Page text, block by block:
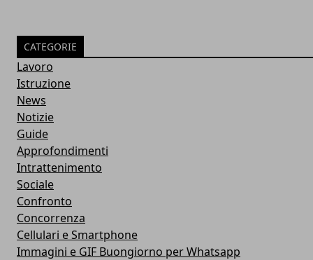
CATEGORIE
Lavoro
Istruzione
News
Notizie
Guide
Approfondimenti
Intrattenimento
Sociale
Confronto
Concorrenza
Cellulari e Smartphone
Immagini e GIF Buongiorno per Whatsapp